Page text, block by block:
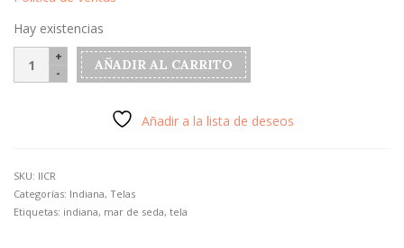
Hay existencias
Indiana
modelo
AÑADIR AL CARRITO
Añadir a la lista de deseos
SKU: IICR
Categorías: Indiana, Telas
Etiquetas: indiana, mar de seda, tela